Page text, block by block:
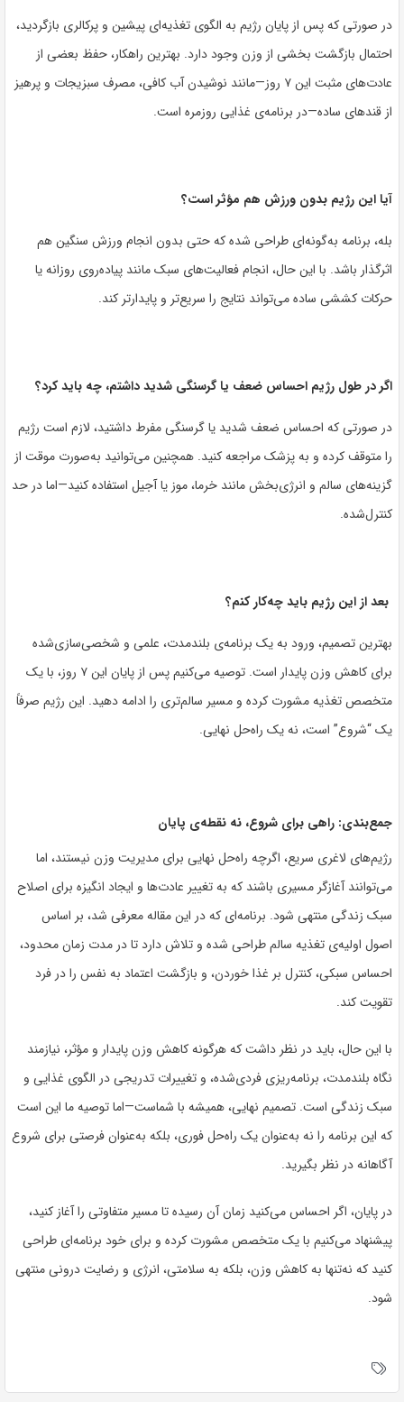
در صورتی که پس از پایان رژیم به الگوی تغذیه‌ای پیشین و پرکالری بازگردید،
احتمال بازگشت بخشی از وزن وجود دارد. بهترین راهکار، حفظ بعضی از
عادت‌های مثبت این ۷ روز—مانند نوشیدن آب کافی، مصرف سبزیجات و پرهیز
از قندهای ساده—در برنامه‌ی غذایی روزمره است.
آیا این رژیم بدون ورزش هم مؤثر است؟
بله، برنامه به‌گونه‌ای طراحی شده که حتی بدون انجام ورزش سنگین هم
اثرگذار باشد. با این حال، انجام فعالیت‌های سبک مانند پیاده‌روی روزانه یا
حرکات کششی ساده می‌تواند نتایج را سریع‌تر و پایدارتر کند.
اگر در طول رژیم احساس ضعف یا گرسنگی شدید داشتم، چه باید کرد؟
در صورتی که احساس ضعف شدید یا گرسنگی مفرط داشتید، لازم است رژیم
را متوقف کرده و به پزشک مراجعه کنید. همچنین می‌توانید به‌صورت موقت از
گزینه‌های سالم و انرژی‌بخش مانند خرما، موز یا آجیل استفاده کنید—اما در حد
کنترل‌شده.
بعد از این رژیم باید چه‌کار کنم؟
بهترین تصمیم، ورود به یک برنامه‌ی بلندمدت، علمی و شخصی‌سازی‌شده
برای کاهش وزن پایدار است. توصیه می‌کنیم پس از پایان این ۷ روز، با یک
متخصص تغذیه مشورت کرده و مسیر سالم‌تری را ادامه دهید. این رژیم صرفاً
یک “شروع” است، نه یک راه‌حل نهایی.
جمع‌بندی: راهی برای شروع، نه نقطه‌ی پایان
رژیم‌های لاغری سریع، اگرچه راه‌حل نهایی برای مدیریت وزن نیستند، اما
می‌توانند آغازگر مسیری باشند که به تغییر عادت‌ها و ایجاد انگیزه برای اصلاح
سبک زندگی منتهی شود. برنامه‌ای که در این مقاله معرفی شد، بر اساس
اصول اولیه‌ی تغذیه سالم طراحی شده و تلاش دارد تا در مدت زمان محدود،
احساس سبکی، کنترل بر غذا خوردن، و بازگشت اعتماد به نفس را در فرد
تقویت کند.
با این حال، باید در نظر داشت که هرگونه کاهش وزن پایدار و مؤثر، نیازمند
نگاه بلندمدت، برنامه‌ریزی فردی‌شده، و تغییرات تدریجی در الگوی غذایی و
سبک زندگی است. تصمیم نهایی، همیشه با شماست—اما توصیه ما این است
که این برنامه را نه به‌عنوان یک راه‌حل فوری، بلکه به‌عنوان فرصتی برای شروع
آگاهانه در نظر بگیرید.
در پایان، اگر احساس می‌کنید زمان آن رسیده تا مسیر متفاوتی را آغاز کنید،
پیشنهاد می‌کنیم با یک متخصص مشورت کرده و برای خود برنامه‌ای طراحی
کنید که نه‌تنها به کاهش وزن، بلکه به سلامتی، انرژی و رضایت درونی منتهی
شود.